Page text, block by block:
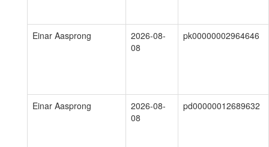
Einar Aasprong
2026-08-
08
pk00000002964646
Einar Aasprong
2026-08-
08
pd00000012689632